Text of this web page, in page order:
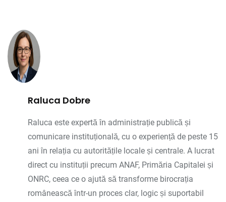
Raluca Dobre
Raluca este expertă în administrație publică și
comunicare instituțională, cu o experiență de peste 15
ani în relația cu autoritățile locale și centrale. A lucrat
direct cu instituții precum ANAF, Primăria Capitalei și
ONRC, ceea ce o ajută să transforme birocrația
românească într-un proces clar, logic și suportabil